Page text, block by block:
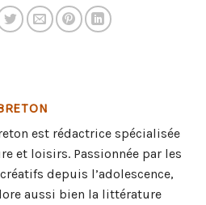
est rédactrice spécialisée
et loisirs. Passionnée par les
depuis l’adolescence,
aussi bien la littérature